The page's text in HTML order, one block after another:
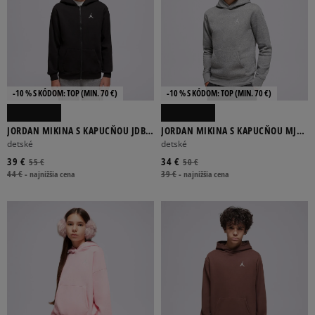
-10 % S KÓDOM: TOP (MIN. 70 €)
JORDAN MIKINA S KAPUCŇOU JDB
MJ BRKLN FLC FZ BOY
detské
55 €
39 €
44 €-najnižšia cena
-10 % S KÓDOM: TOP (MIN. 70 €)
JORDAN MIKINA S KAPUCŇOU MJ
BROOKLYN FLC PO BOY
detské
50 €
34 €
39 €-najnižšia cena